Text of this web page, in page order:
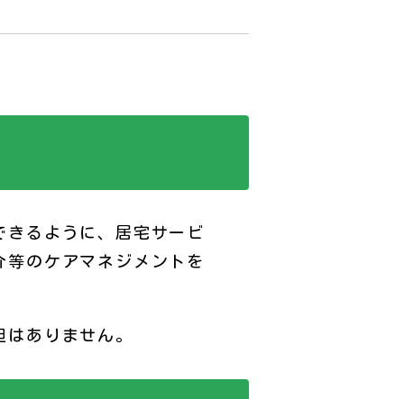
るように、居宅サービ
のケアマネジメントを
ありません。